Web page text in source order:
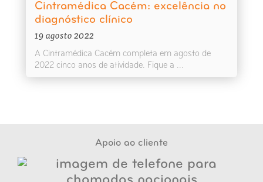
Cintramédica Cacém: excelência no
diagnóstico clínico
19 agosto 2022
A Cintramédica Cacém completa em agosto de
2022 cinco anos de atividade. Fique a ...
Apoio ao cliente